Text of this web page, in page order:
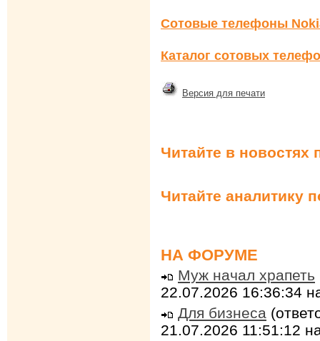
Сотовые телефоны
Каталог сотовых
Версия для печати
Читайте в новостях
Читайте аналитику
НА ФОРУМЕ
Муж начал храпеть
22.07.2026 16:36:34
Для бизнеса
21.07.2026 11:51:12